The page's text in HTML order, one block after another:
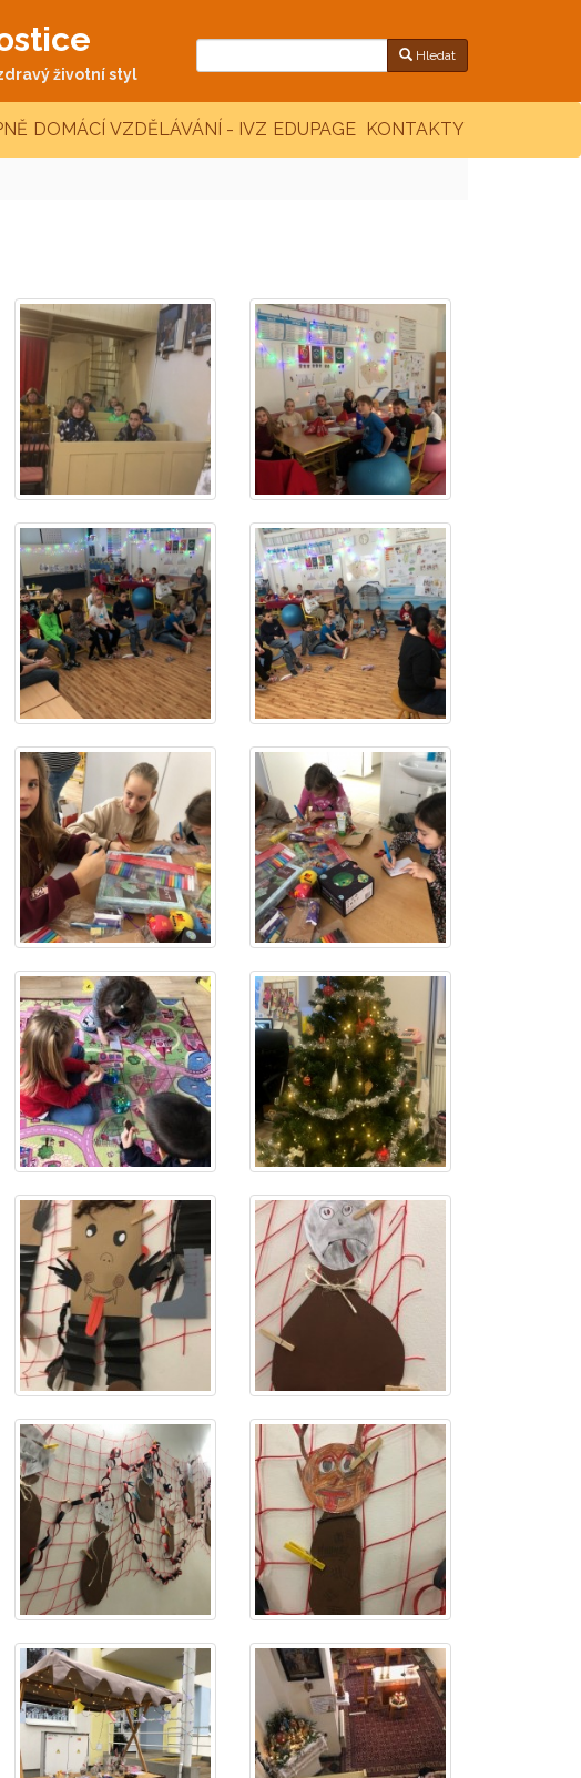
životní styl
Hledat
DOMÁCÍ VZDĚLÁVÁNÍ - IVZ EDUPAGE KONTAKTY